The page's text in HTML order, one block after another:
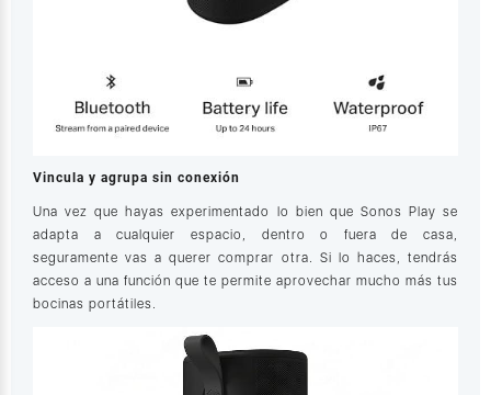
Vincula y agrupa sin conexión
Una vez que hayas experimentado lo bien que Sonos Play se
adapta a cualquier espacio, dentro o fuera de casa,
seguramente vas a querer comprar otra. Si lo haces, tendrás
acceso a una función que te permite aprovechar mucho más tus
bocinas portátiles.